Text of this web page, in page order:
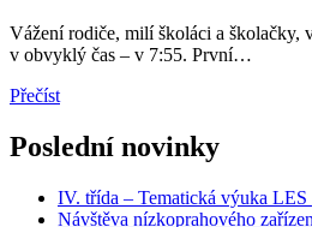
Vážení rodiče, milí školáci a školačky,
v obvyklý čas – v 7:55. První…
Přečíst
Poslední novinky
IV. třída – Tematická výuka LES
Návštěva nízkoprahového